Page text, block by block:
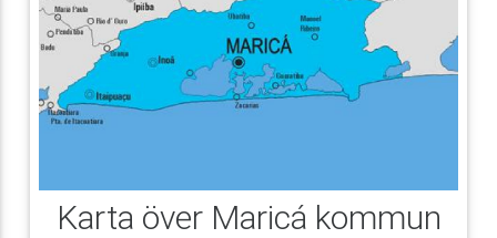
Karta över Maricá kommun